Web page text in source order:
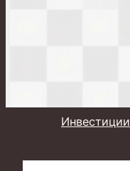
Инвестиции